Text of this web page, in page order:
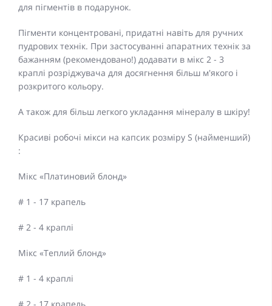
для пігментів в подарунок.
Пігменти концентровані, придатні навіть для ручних
пудрових технік. При застосуванні апаратних технік за
бажанням (рекомендовано!) додавати в мікс 2 - 3
краплі розріджувача для досягнення більш м'якого і
розкритого кольору.
А також для більш легкого укладання мінералу в шкіру!
Красиві робочі мікси на капсик розміру S (найменший)
:
Мікс «Платиновий блонд»
# 1 - 17 крапель
# 2 - 4 краплі
Мікс «Теплий блонд»
# 1 - 4 краплі